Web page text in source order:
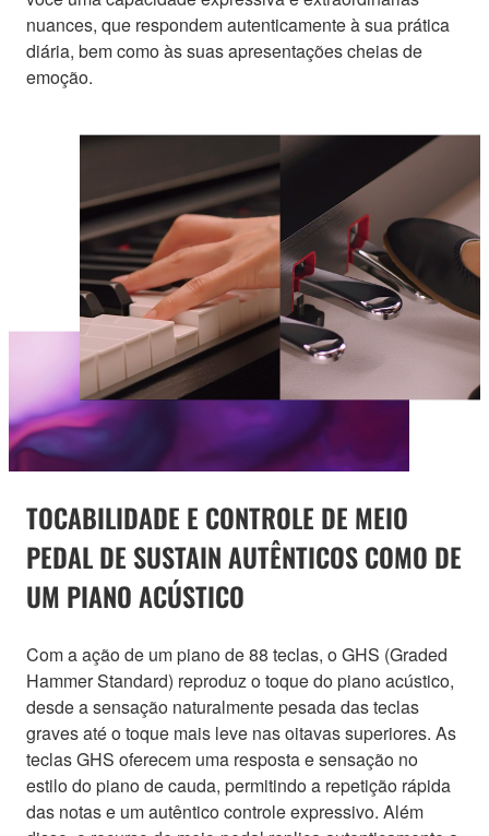
nuances, que respondem autenticamente à sua prática
diária, bem como às suas apresentações cheias de
emoção.
TOCABILIDADE E CONTROLE DE MEIO
PEDAL DE SUSTAIN AUTÊNTICOS COMO DE
UM PIANO ACÚSTICO
Com a ação de um piano de 88 teclas, o GHS (Graded
Hammer Standard) reproduz o toque do piano acústico,
desde a sensação naturalmente pesada das teclas
graves até o toque mais leve nas oitavas superiores. As
teclas GHS oferecem uma resposta e sensação no
estilo do piano de cauda, permitindo a repetição rápida
das notas e um autêntico controle expressivo. Além